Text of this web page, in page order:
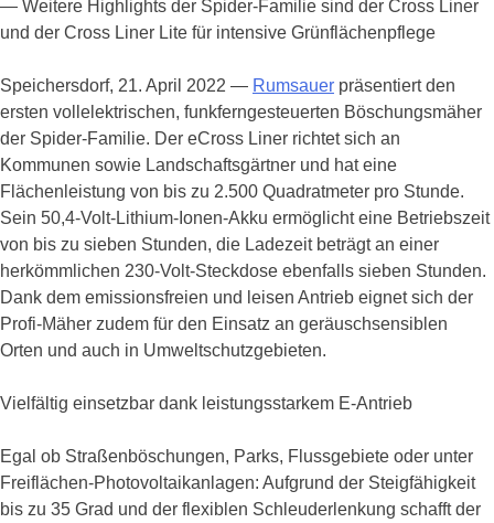
— Weitere Highlights der Spider-Familie sind der Cross Liner
und der Cross Liner Lite für intensive Grünflächenpflege
Speichersdorf, 21. April 2022 — Rumsauer präsentiert den
ersten vollelektrischen, funkferngesteuerten Böschungsmäher
der Spider-Familie. Der eCross Liner richtet sich an
Kommunen sowie Landschaftsgärtner und hat eine
Flächenleistung von bis zu 2.500 Quadratmeter pro Stunde.
Sein 50,4-Volt-Lithium-Ionen-Akku ermöglicht eine Betriebszeit
von bis zu sieben Stunden, die Ladezeit beträgt an einer
herkömmlichen 230-Volt-Steckdose ebenfalls sieben Stunden.
Dank dem emissionsfreien und leisen Antrieb eignet sich der
Profi-Mäher zudem für den Einsatz an geräuschsensiblen
Orten und auch in Umweltschutzgebieten.
Vielfältig einsetzbar dank leistungsstarkem E-Antrieb
Egal ob Straßenböschungen, Parks, Flussgebiete oder unter
Freiflächen-Photovoltaikanlagen: Aufgrund der Steigfähigkeit
bis zu 35 Grad und der flexiblen Schleuderlenkung schafft der